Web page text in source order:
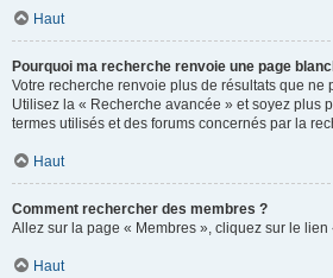
Haut
Pourquoi ma recherche renvoie une page
Votre recherche renvoie plus de résultats que ne
Utilisez la « Recherche avancée » et soyez plus
termes utilisés et des forums concernés par la
Haut
Comment rechercher des membres ?
Allez sur la page « Membres », cliquez sur le
Haut